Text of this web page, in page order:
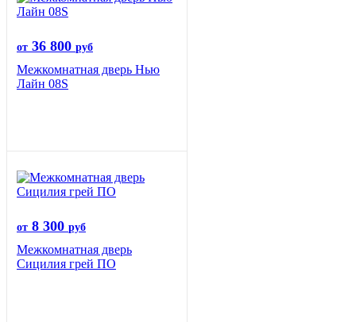
от 36 800 руб
Межкомнатная дверь Нью
Лайн 08S
от 8 300 руб
Межкомнатная дверь
Сицилия грей ПО